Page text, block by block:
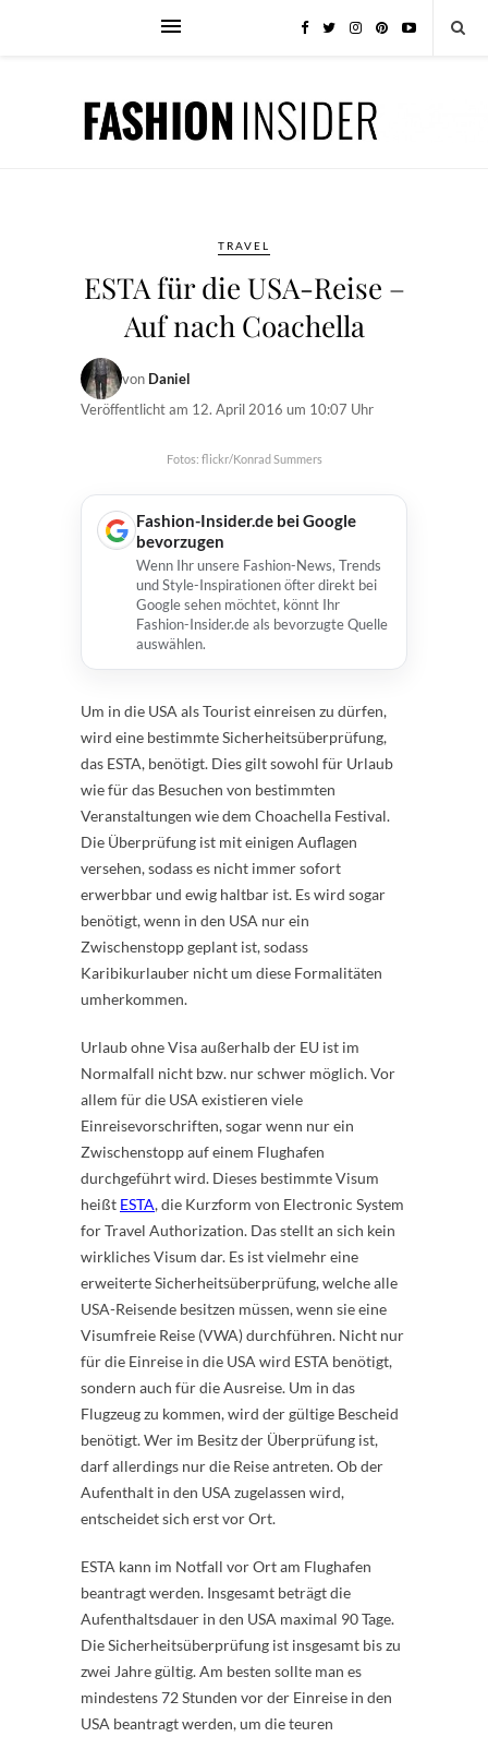
TRAVEL
ESTA für die USA-Reise –
Auf nach Coachella
von Daniel
Veröffentlicht am 12. April 2016 um 10:07 Uhr
Fotos: flickr/Konrad Summers
Fashion-Insider.de bei Google
bevorzugen
Wenn Ihr unsere Fashion-News, Trends
und Style-Inspirationen öfter direkt bei
Google sehen möchtet, könnt Ihr
Fashion-Insider.de als bevorzugte Quelle
auswählen.
Um in die USA als Tourist einreisen zu dürfen,
wird eine bestimmte Sicherheitsüberprüfung,
das ESTA, benötigt. Dies gilt sowohl für Urlaub
wie für das Besuchen von bestimmten
Veranstaltungen wie dem Choachella Festival.
Die Überprüfung ist mit einigen Auflagen
versehen, sodass es nicht immer sofort
erwerbbar und ewig haltbar ist. Es wird sogar
benötigt, wenn in den USA nur ein
Zwischenstopp geplant ist, sodass
Karibikurlauber nicht um diese Formalitäten
umherkommen.
Urlaub ohne Visa außerhalb der EU ist im
Normalfall nicht bzw. nur schwer möglich. Vor
allem für die USA existieren viele
Einreisevorschriften, sogar wenn nur ein
Zwischenstopp auf einem Flughafen
durchgeführt wird. Dieses bestimmte Visum
heißt ESTA, die Kurzform von Electronic System
for Travel Authorization. Das stellt an sich kein
wirkliches Visum dar. Es ist vielmehr eine
erweiterte Sicherheitsüberprüfung, welche alle
USA-Reisende besitzen müssen, wenn sie eine
Visumfreie Reise (VWA) durchführen. Nicht nur
für die Einreise in die USA wird ESTA benötigt,
sondern auch für die Ausreise. Um in das
Flugzeug zu kommen, wird der gültige Bescheid
benötigt. Wer im Besitz der Überprüfung ist,
darf allerdings nur die Reise antreten. Ob der
Aufenthalt in den USA zugelassen wird,
entscheidet sich erst vor Ort.
ESTA kann im Notfall vor Ort am Flughafen
beantragt werden. Insgesamt beträgt die
Aufenthaltsdauer in den USA maximal 90 Tage.
Die Sicherheitsüberprüfung ist insgesamt bis zu
zwei Jahre gültig. Am besten sollte man es
mindestens 72 Stunden vor der Einreise in den
USA beantragt werden, um die teuren